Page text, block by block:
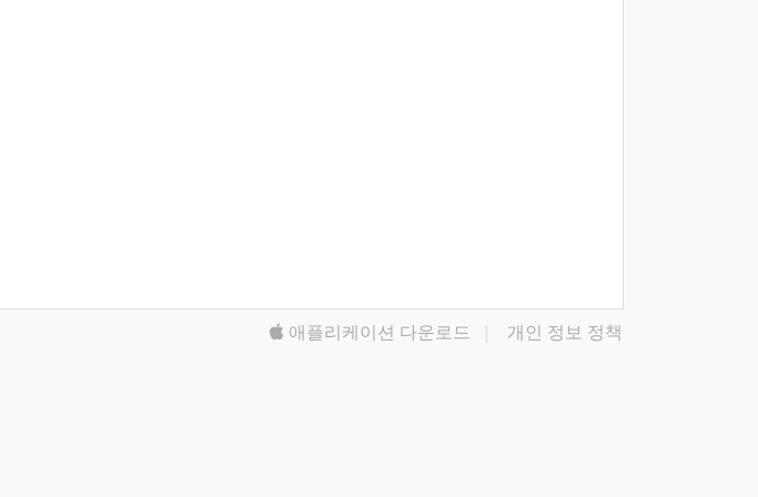
애플리케이션 다운로드 | 개인 정보 정책